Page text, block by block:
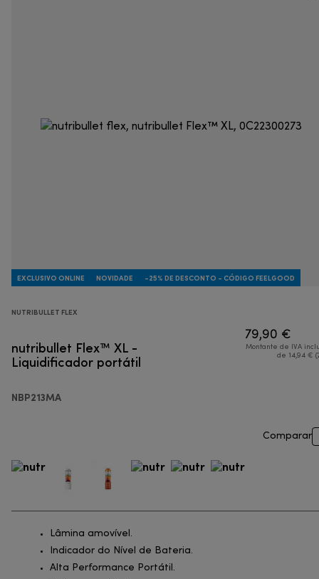
EXCLUSIVO ONLINE NOVIDADE -25% DE DESCONTO - CÓDIGO FEELGOOD
NUTRIBULLET FLEX
nutribullet Flex™ XL -
Liquidificador portátil
NBP213MA
79,90 €
Montante de IVA
de 14,94 €
Comparar
Lâmina amovível.
Indicador do Nível de Bateria.
Alta Performance Portátil.